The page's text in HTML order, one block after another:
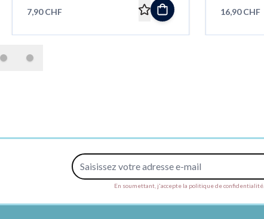
7,90 CHF 16,90 CHF
Adresse e-mail
En soumettant, j'accepte la politique de confidentialité.